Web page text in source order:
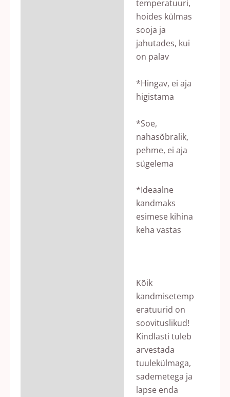
temperatuuri,
hoides külmas
sooja ja
jahutades, kui
on palav
*Hingav, ei aja
higistama
*Soe,
nahasõbralik,
pehme, ei aja
sügelema
*Ideaalne
kandmaks
esimese kihina
keha vastas
Kõik
kandmisetemp
eratuurid on
soovituslikud!
Kindlasti tuleb
arvestada
tuulekülmaga,
sademetega ja
lapse enda